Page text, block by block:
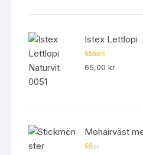
Istex Lettlopi
Betygsatt
4.50av 5
65,00kr
Mohairväst